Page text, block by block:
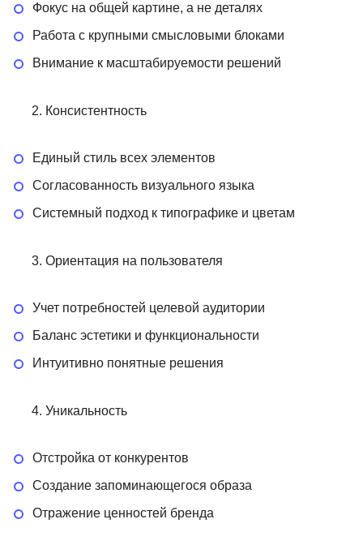
Фокус на общей картине, а не деталях
Работа с крупными смысловыми блоками
Внимание к масштабируемости решений
Консистентность
Единый стиль всех элементов
Согласованность визуального языка
Системный подход к типографике и цветам
Ориентация на пользователя
Учет потребностей целевой аудитории
Баланс эстетики и функциональности
Интуитивно понятные решения
Уникальность
Отстройка от конкурентов
Создание запоминающегося образа
Отражение ценностей бренда